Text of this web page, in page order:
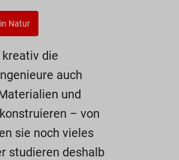
Natur
die
auch
und
– von
sie noch vieles
studieren deshalb